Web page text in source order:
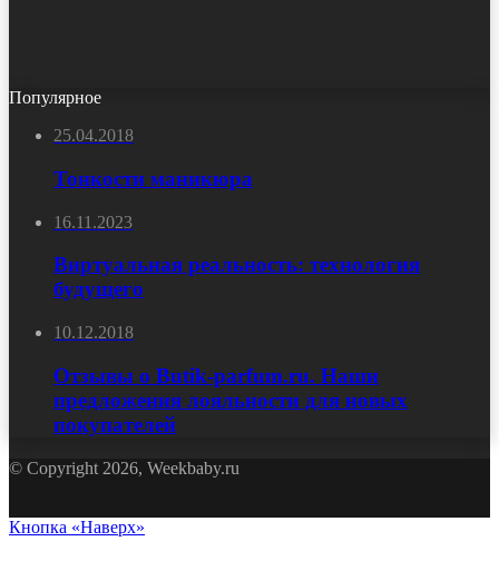
Популярное
25.04.2018
Тонкости маникюра
16.11.2023
Виртуальная реальность: технология
будущего
10.12.2018
Отзывы о Butik-parfum.ru. Наши
предложения лояльности для новых
покупателей
© Copyright 2026, Weekbaby.ru
Кнопка «Наверх»